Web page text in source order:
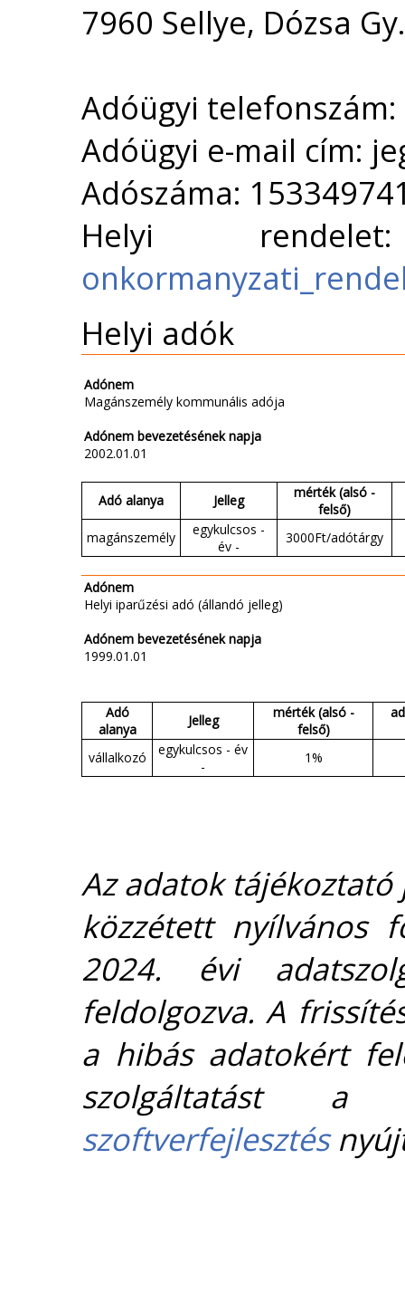
7960 Sellye, Dózsa
Adóügyi
Adóügyi e-mail cím:
Adószáma:
Helyi
Helyi adók
Adónem
Magánszemély kommunális adója
Adónem bevezetésének napja
2002.01.01
Adó alanya Jelleg
mérték (alsó -
felső)
magánszemély
egykulcsos -
év -
3000Ft/adótárgy
Adónem
Helyi iparűzési adó (állandó jelleg)
Adónem bevezetésének napja
1999.01.01
Adó
alanya
Jelleg
mérték (alsó -
felső)
vállalkozó
egykulcsos - év
-
1%
Az adatok
közzétett nyílvános
2024. évi
feldolgozva. A
a hibás adatokért
szolgáltatást
szoftverfejlesztés